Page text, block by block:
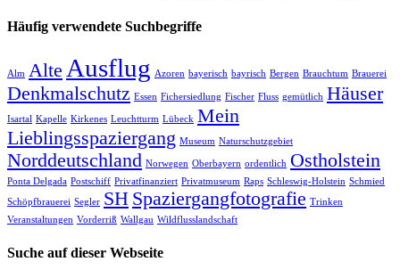
Häufig verwendete Suchbegriffe
Alm Alte Ausflug Azoren bayerisch bayrisch Bergen Brauchtum Brauerei
Denkmalschutz Essen Fichersiedlung Fischer Fluss gemütlich Häuser
Isartal Kapelle Kirkenes Leuchtturm Lübeck Mein
Lieblingsspaziergang Museum Naturschutzgebiet
Norddeutschland Norwegen Oberbayern ordentlich Ostholstein
Ponta Delgada Postschiff Privatfinanziert Privatmuseum Raps Schleswig-Holstein Schmied
Schöpfbrauerei Segler SH Spaziergangfotografie Trinken
Veranstaltungen Vorderriß Wallgau Wildflusslandschaft
Suche auf dieser Webseite